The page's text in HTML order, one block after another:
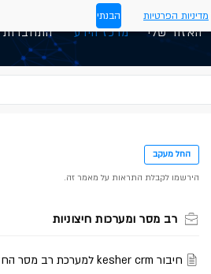
מדיניות הפרטיות הבנתי
האזור שלי התחברות
החל מעקב
רב מסר ומערכות חיצוניות
חיבור kesher crm למערכת רב מסר החדשה